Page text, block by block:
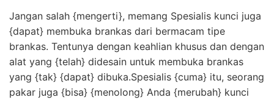
Jangan salah {mengerti}, memang Spesialis kunci juga
{dapat} membuka brankas dari bermacam tipe
brankas. Tentunya dengan keahlian khusus dan dengan
alat yang {telah} didesain untuk membuka brankas
yang {tak} {dapat} dibuka.Spesialis {cuma} itu, seorang
pakar juga {bisa} {menolong} Anda {merubah} kunci